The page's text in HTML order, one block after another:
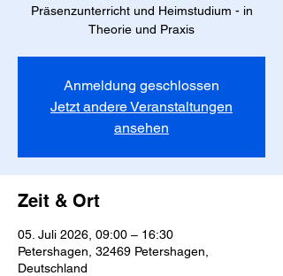
Präsenzunterricht und Heimstudium - in
Theorie und Praxis
Anmeldung geschlossen
Jetzt andere Veranstaltungen
ansehen
Zeit & Ort
05. Juli 2026, 09:00 – 16:30
Petershagen, 32469 Petershagen,
Deutschland